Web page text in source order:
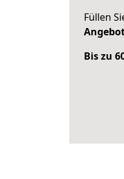
Füllen
Bis zu